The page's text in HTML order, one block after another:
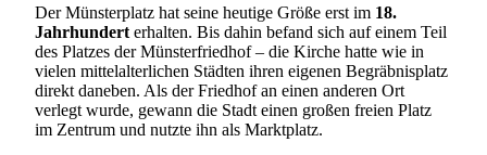
Der Münsterplatz hat seine heutige Größe erst im 18.
Jahrhundert erhalten. Bis dahin befand sich auf einem Teil
des Platzes der Münsterfriedhof – die Kirche hatte wie in
vielen mittelalterlichen Städten ihren eigenen Begräbnisplatz
direkt daneben. Als der Friedhof an einen anderen Ort
verlegt wurde, gewann die Stadt einen großen freien Platz
im Zentrum und nutzte ihn als Marktplatz.